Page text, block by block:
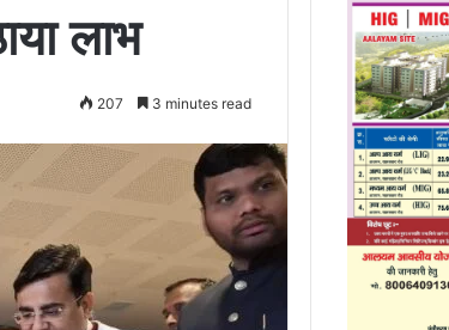
लाभ
207 3 minutes read